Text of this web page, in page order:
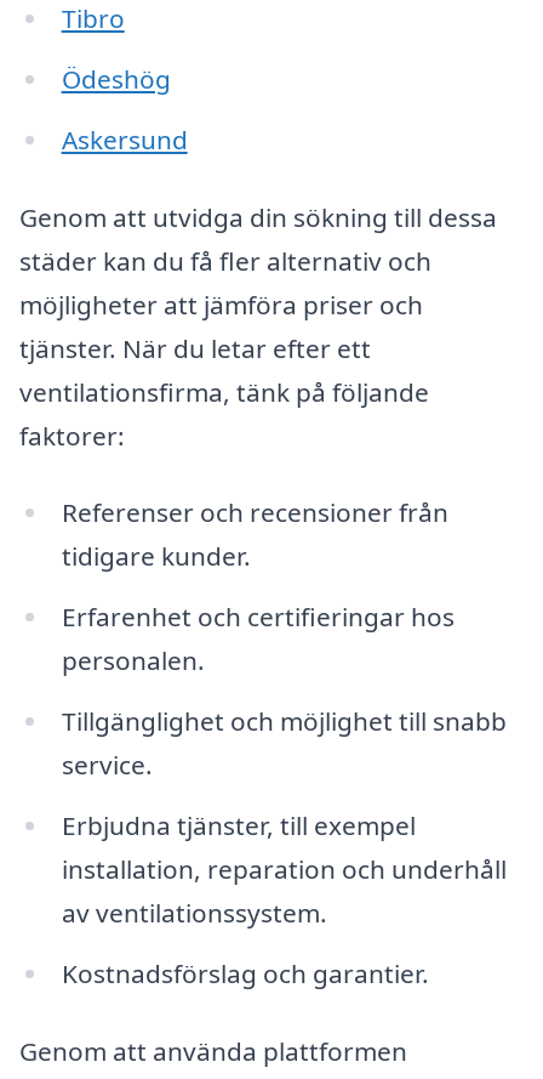
Tibro
Ödeshög
Askersund
Genom att utvidga din sökning till dessa
städer kan du få fler alternativ och
möjligheter att jämföra priser och
tjänster. När du letar efter ett
ventilationsfirma, tänk på följande
faktorer:
Referenser och recensioner från
tidigare kunder.
Erfarenhet och certifieringar hos
personalen.
Tillgänglighet och möjlighet till snabb
service.
Erbjudna tjänster, till exempel
installation, reparation och underhåll
av ventilationssystem.
Kostnadsförslag och garantier.
Genom att använda plattformen